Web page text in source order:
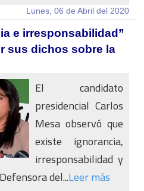
Lunes, 06 de Abril del 2020
e irresponsabilidad”
sus dichos sobre la
El candidato
presidencial Carlos
Mesa observó que
existe ignorancia,
irresponsabilidad y
del...Leer más